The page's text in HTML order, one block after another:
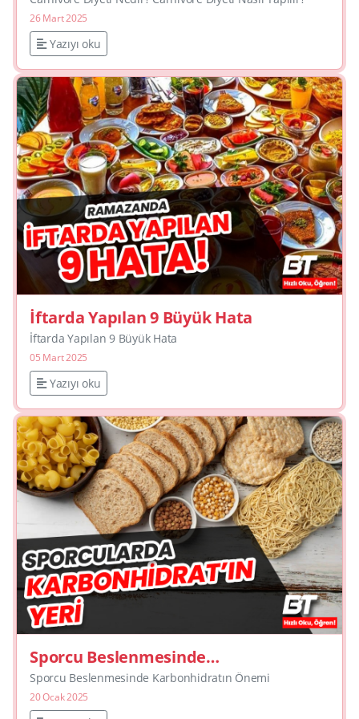
26 Mart 2025
Yazıyı oku
İftarda Yapılan 9 Büyük Hata
İftarda Yapılan 9 Büyük Hata
05 Mart 2025
Yazıyı oku
Sporcu Beslenmesinde
Karbonhidratın Önemi
Sporcu Beslenmesinde Karbonhidratın Önemi
20 Ocak 2025